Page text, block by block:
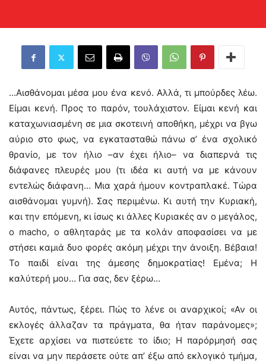
…Αισθάνομαι μέσα μου ένα κενό. Αλλά, τι μπούρδες λέω.
Είμαι κενή. Προς το παρόν, τουλάχιστον. Είμαι κενή και
καταχωνιασμένη σε μια σκοτεινή αποθήκη, μέχρι να βγω
αύριο στο φως, να εγκατασταθώ πάνω σ’ ένα σχολικό
θρανίο, με τον ήλιο –αν έχει ήλιο– να διαπερνά τις
διάφανες πλευρές μου (τι ιδέα κι αυτή να με κάνουν
εντελώς διάφανη… Μια χαρά ήμουν κοντραπλακέ. Τώρα
αισθάνομαι γυμνή). Σας περιμένω. Κι αυτή την Κυριακή,
και την επόμενη, κι ίσως κι άλλες Κυριακές αν ο μεγάλος,
ο macho, ο αθληταράς με τα κολάν αποφασίσει να με
στήσει καμιά δυο φορές ακόμη μέχρι την άνοιξη. Βέβαια!
Το παιδί είναι της άμεσης δημοκρατίας! Εμένα; Η
καλύτερή μου… Για σας, δεν ξέρω…
Αυτός, πάντως, ξέρει. Πώς το λένε οι αναρχικοί; «Αν οι
εκλογές άλλαζαν τα πράγματα, θα ήταν παράνομες»;
Έχετε αρχίσει να πιστεύετε το ίδιο; Η παρόρμησή σας
είναι να μην περάσετε ούτε απ’ έξω από εκλογικό τμήμα,